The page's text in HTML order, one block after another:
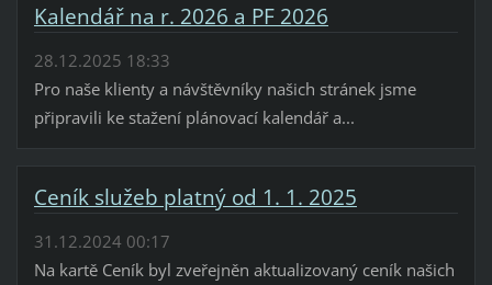
Kalendář na r. 2026 a PF 2026
28.12.2025 18:33
Pro naše klienty a návštěvníky našich stránek jsme
připravili ke stažení plánovací kalendář a...
Ceník služeb platný od 1. 1. 2025
31.12.2024 00:17
Na kartě Ceník byl zveřejněn aktualizovaný ceník našich